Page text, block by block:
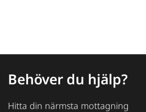
Behöver du hjälp?
Hitta din närmsta mottagning